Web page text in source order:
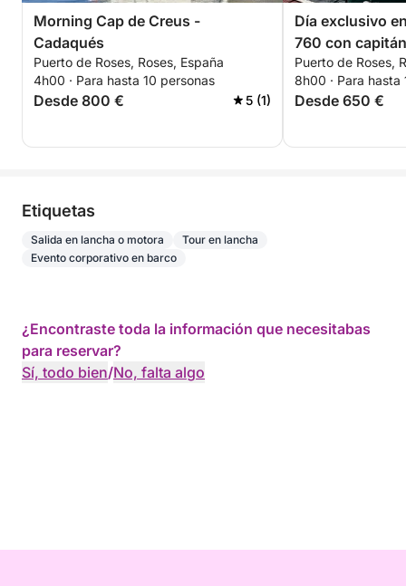
Morning Cap de Creus -
Cadaqués
Puerto de Roses, Roses, España
4h00 · Para hasta 10 personas
Desde 800 € 5 (1)
Día exclusivo
760 con
Puerto de Roses,
8h00 · Para hasta
Desde 650 €
Etiquetas
Salida en lancha o motora
Tour en lancha
Evento corporativo en barco
¿Encontraste toda la información que necesitabas
para reservar?
Sí, todo bien/No, falta algo